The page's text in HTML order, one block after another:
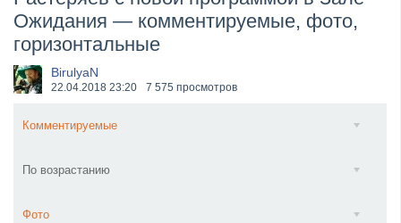
​Anthrax выпустили новый сингл и клип «Everybod...
Ожидания — комментируемые, фото,
горизонтальные
BirulyaN
22.04.2018 23:20 7 575 просмотров
Комментируемые
По возрастанию
Фото